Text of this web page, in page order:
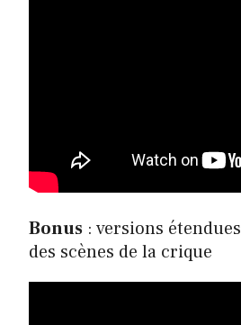
Bonus : versions étendues
des scènes de la crique